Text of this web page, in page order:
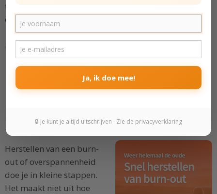
favoriete podcast app en geef de show gerust rating
of een review! Dankjewel voor je support! 💛
Beluister alle podcasts...
Snel herstellen van een burn-out
Herstellen van een burn-
out of overspannenheid
doe je in kleine stappen.
Het maakt niet uit hoe
Ja, ik doe mee!
🔒 Je kunt je altijd uitschrijven · Zie de privacyverklaring